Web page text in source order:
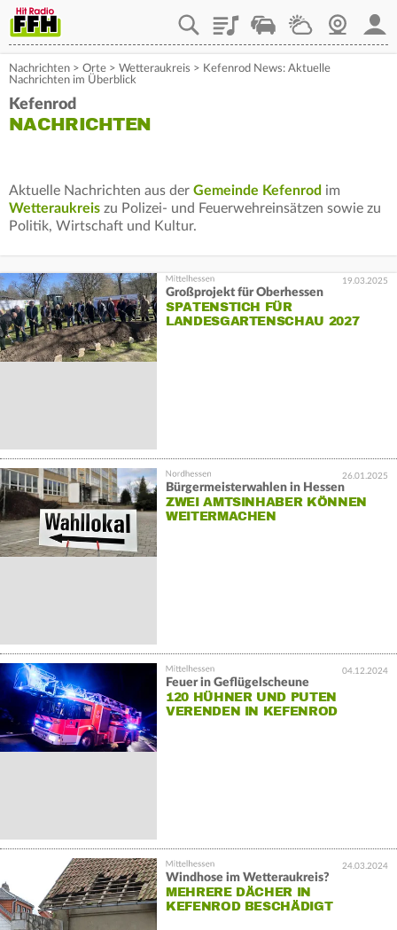
PlaylistStaupilotWetterWebcam
Nachrichten > Orte > Wetteraukreis > Kefenrod News: Aktuelle
Nachrichten im Überblick
Kefenrod
NACHRICHTEN
Aktuelle Nachrichten aus der Gemeinde Kefenrod im
Wetteraukreis zu Polizei- und Feuerwehreinsätzen sowie zu
Politik, Wirtschaft und Kultur.
19.03.2025
Großprojekt für Oberhessen
SPATENSTICH FÜR
LANDESGARTENSCHAU 2027
26.01.2025
Bürgermeisterwahlen in Hessen
ZWEI AMTSINHABER KÖNNEN
WEITERMACHEN
04.12.2024
Feuer in Geflügelscheune
120 HÜHNER UND PUTEN
VERENDEN IN KEFENROD
24.03.2024
Windhose im Wetteraukreis?
MEHRERE DÄCHER IN
KEFENROD BESCHÄDIGT